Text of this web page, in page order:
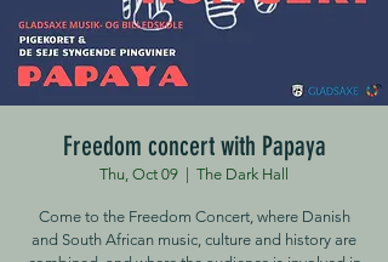
Freedom concert with Papaya
Thu, Oct 09 The Dark Hall
Come to the Freedom Concert, where Danish
and South African music, culture and history are